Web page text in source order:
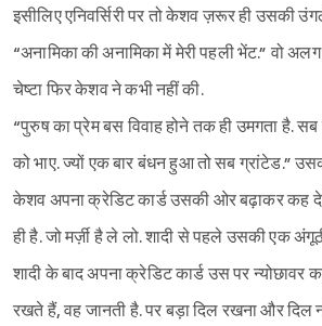
इसीलिए एनिवर्सिरी पर तो केशव ज़रूर ही उसकी
“अनामिका की अनामिका में मेरी पहली भेंट.” वो
चेष्टा फिर केशव ने कभी नहीं की.
“पुरुष का प्रेम बस विवाह होने तक ही उमगता है.
को भाए. ज्यों एक बार बंधन हुआ तो सब ग्रांटेड.”
केशव अपना क्रेडिट कार्ड उसकी ओर बढ़ाकर कह
ही है. जो मर्ज़ी है ले लो. शादी से पहले उसकी एक
शादी के बाद अपना क्रेडिट कार्ड उस पर न्योछावर
रखते हैं, वह जानती है. पर बड़ा दिल रखना और दिल